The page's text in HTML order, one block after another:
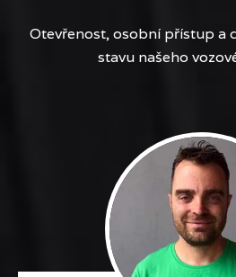
Otevřenost, osobní přístup a
stavu našeho